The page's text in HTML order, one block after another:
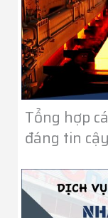
Tổng hợp
đáng tin